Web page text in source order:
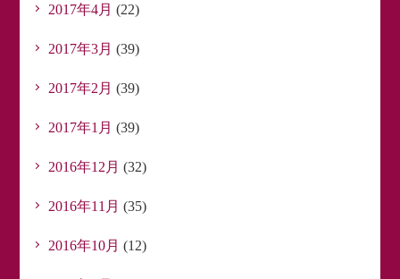
2017年4月 (22)
2017年3月 (39)
2017年2月 (39)
2017年1月 (39)
2016年12月 (32)
2016年11月 (35)
2016年10月 (12)